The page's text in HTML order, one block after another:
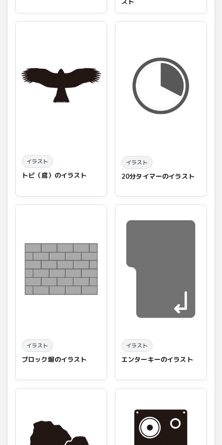
イラスト
トビ（鳶）のイラスト
イラスト
20分タイマーのイラスト
イラスト
ブロック塀のイラスト
イラスト
エンターキーのイラスト